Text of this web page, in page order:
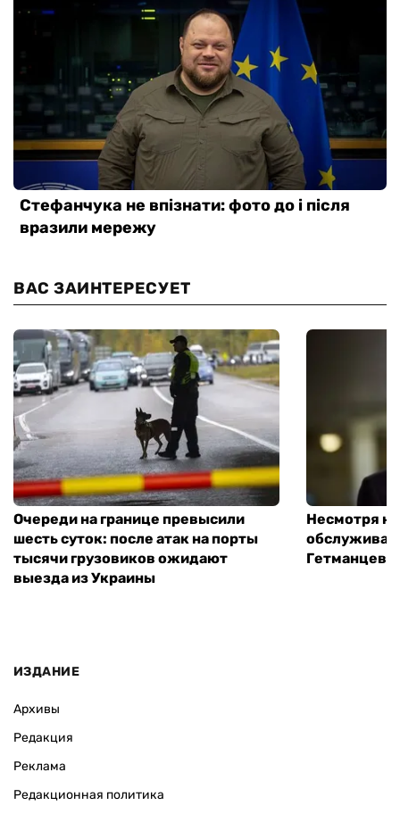
ВАС ЗАИНТЕРЕСУЕТ
Очереди на границе превысили
шесть суток: после атак на порты
тысячи грузовиков ожидают
выезда из Украины
Несмотря на
Гетманцев
ИЗДАНИЕ
Архивы
Редакция
Реклама
Редакционная политика